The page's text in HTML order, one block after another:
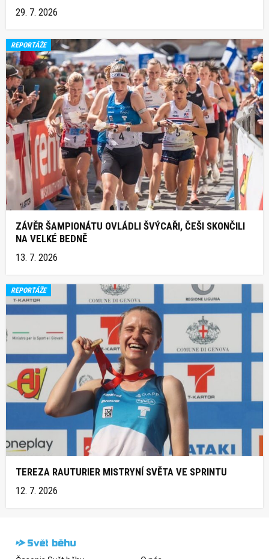
29. 7. 2026
REPORTÁŽE
ZÁVĚR ŠAMPIONÁTU OVLÁDLI ŠVÝCAŘI, ČEŠI SKONČILI
NA VELKÉ BEDNĚ
13. 7. 2026
REPORTÁŽE
TEREZA RAUTURIER MISTRYNÍ SVĚTA VE SPRINTU
12. 7. 2026